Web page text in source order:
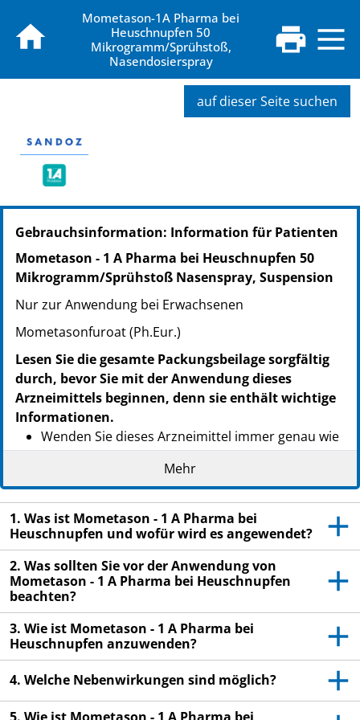
Mometason-1A Pharma bei
Heuschnupfen 50
Mikrogramm/Sprühstoß,
Nasendosierspray
auf dieser Seite suchen
PZN: 16035495
PPN: 111603549506
PZN: 16035503
PPN: 111603550300
Gebrauchsinformation: Information für Patienten
Mometason - 1 A Pharma bei Heuschnupfen 50
Mikrogramm/Sprühstoß Nasenspray, Suspension
Nur zur Anwendung bei Erwachsenen
Mometasonfuroat (Ph.Eur.)
Lesen Sie die gesamte Packungsbeilage sorgfältig
durch, bevor Sie mit der Anwendung dieses
Arzneimittels beginnen, denn sie enthält wichtige
Informationen.
Wenden Sie dieses Arzneimittel immer genau wie
in dieser Packungsbeilage beschrieben bzw.
genau nach Anweisung Ihres Arztes oder
Apothekers an.
Heben Sie die Packungsbeilage auf. Vielleicht
möchten Sie diese später nochmals lesen.
Fragen Sie Ihren Apotheker, wenn Sie weitere
Informationen oder einen Rat benötigen.
Wenn Sie Nebenwirkungen bemerken, wenden Sie
sich an Ihren Arzt oder Apotheker. Dies gilt auch
für Nebenwirkungen, die nicht in dieser
Packungsbeilage angegeben sind. Siehe Abschnitt
Mehr
1. Was ist Mometason - 1 A Pharma bei
Heuschnupfen und wofür wird es angewendet?
2. Was sollten Sie vor der Anwendung von
Mometason - 1 A Pharma bei Heuschnupfen
beachten?
3. Wie ist Mometason - 1 A Pharma bei
Heuschnupfen anzuwenden?
4. Welche Nebenwirkungen sind möglich?
5. Wie ist Mometason - 1 A Pharma bei